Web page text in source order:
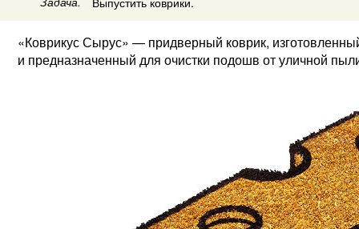
«Коврикус Сырус» — придверный коврик,
и предназначенный для очистки подошв от уличной